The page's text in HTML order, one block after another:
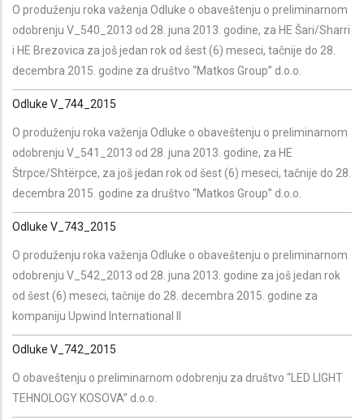
O produženju roka važenja Odluke o obaveštenju o preliminarnom
odobrenju V_540_2013 od 28. juna 2013. godine, za HE Šari/Sharri
i HE Brezovica za još jedan rok od šest (6) meseci, tačnije do 28.
decembra 2015. godine za društvo “Matkos Group” d.o.o.
Odluke V_744_2015
O produženju roka važenja Odluke o obaveštenju o preliminarnom
odobrenju V_541_2013 od 28. juna 2013. godine, za HE
Štrpce/Shtërpce, za još jedan rok od šest (6) meseci, tačnije do 28.
decembra 2015. godine za društvo “Matkos Group” d.o.o.
Odluke V_743_2015
O produženju roka važenja Odluke o obaveštenju o preliminarnom
odobrenju V_542_2013 od 28. juna 2013. godine za još jedan rok
od šest (6) meseci, tačnije do 28. decembra 2015. godine za
kompaniju Upwind International II
Odluke V_742_2015
O obaveštenju o preliminarnom odobrenju za društvo “LED LIGHT
TEHNOLOGY KOSOVA” d.o.o.